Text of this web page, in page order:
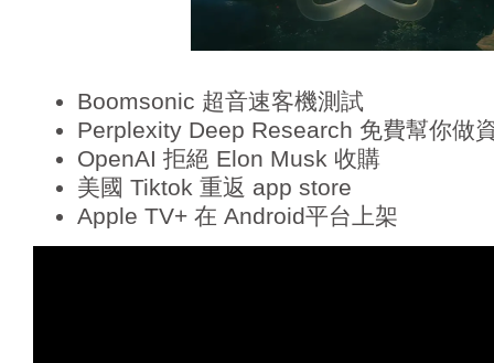
Boomsonic 超音速客機測試
Perplexity Deep Research 免費幫你做
OpenAI 拒絕 Elon Musk 收購
美國 Tiktok 重返 app store
Apple TV+ 在 Android平台上架